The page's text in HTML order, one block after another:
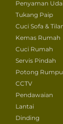
Penyaman
Tukang Paip
Cuci Sofa &
Kemas Rumah
Cuci Rumah
Servis Pindah
Potong
CCTV
Pendawaian
Lantai
Dinding